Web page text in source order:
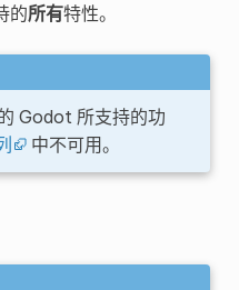
的所有特性。
Godot 所支持的功
中不可用。